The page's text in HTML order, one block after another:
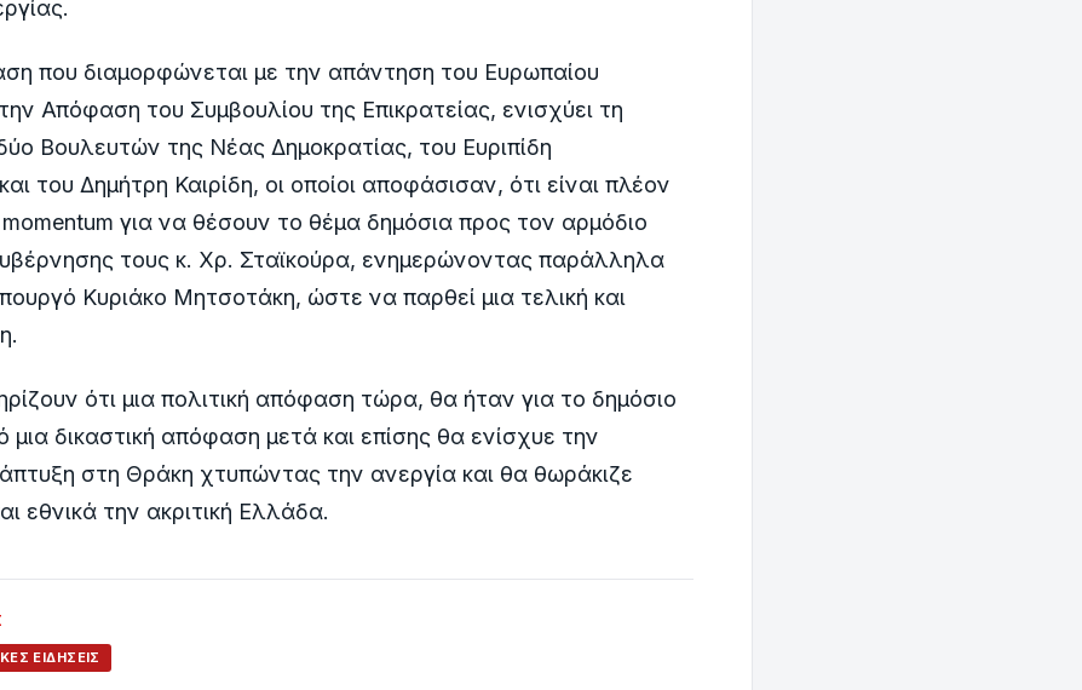
που διαμορφώνεται με την απάντηση του Ευρωπαίου
Απόφαση του Συμβουλίου της Επικρατείας, ενισχύει τη
Βουλευτών της Νέας Δημοκρατίας, του Ευριπίδη
του Δημήτρη Καιρίδη, οι οποίοι αποφάσισαν, ότι είναι πλέον
για να θέσουν το θέμα δημόσια προς τον αρμόδιο
τους κ. Χρ. Σταϊκούρα, ενημερώνοντας παράλληλα
Κυριάκο Μητσοτάκη, ώστε να παρθεί μια τελική και
ότι μια πολιτική απόφαση τώρα, θα ήταν για το δημόσιο
δικαστική απόφαση μετά και επίσης θα ενίσχυε την
στη Θράκη χτυπώντας την ανεργία και θα θωράκιζε
εθνικά την ακριτική Ελλάδα.
ΕΙΔΉΣΕΙΣ